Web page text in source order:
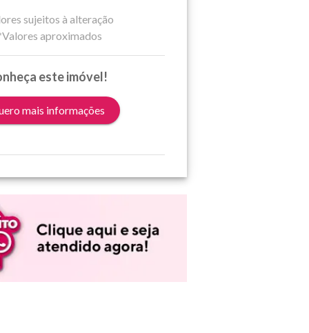
sujeitos à alteração
aproximados
este imóvel!
mais informações